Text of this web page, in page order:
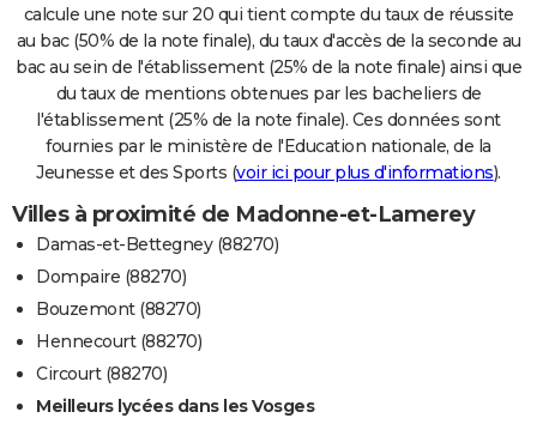
calcule une note sur 20 qui tient compte du taux de réussite
au bac (50% de la note finale), du taux d'accès de la seconde au
bac au sein de l'établissement (25% de la note finale) ainsi que
du taux de mentions obtenues par les bacheliers de
l'établissement (25% de la note finale). Ces données sont
fournies par le ministère de l'Education nationale, de la
Jeunesse et des Sports (voir ici pour plus d'informations).
Villes à proximité de Madonne-et-Lamerey
Damas-et-Bettegney (88270)
Dompaire (88270)
Bouzemont (88270)
Hennecourt (88270)
Circourt (88270)
Meilleurs lycées dans les Vosges